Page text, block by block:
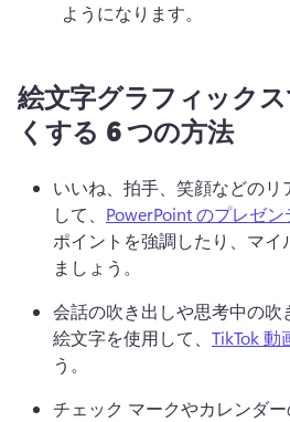
ようになります。
絵文字グラフィック
くする 6 つの方法
いいね、拍手、笑顔などの
して、 PowerPoint のプレゼ
ポイントを強調したり、マイ
ましょう。
会話の吹き出しや思考中の
絵文字を使用して、 TikTok 動
う。
チェック マークやカレンダ